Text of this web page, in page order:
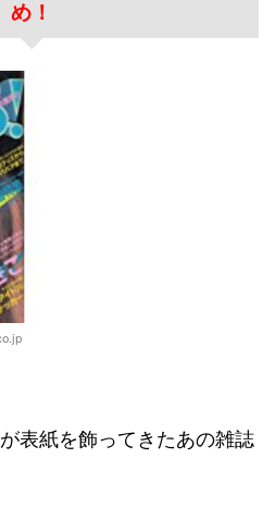
め！
表紙を飾ってきたあの雑誌